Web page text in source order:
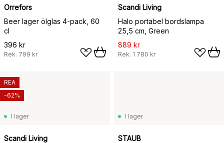
Orrefors
Beer lager ölglas 4-pack, 60
cl
396 kr
Rek. 799 kr
Scandi Living
Halo portabel bordslampa
25,5 cm, Green
889 kr
Rek. 1 780 kr
I lager
Scandi Living
REA
-62%
I lager
STAUB